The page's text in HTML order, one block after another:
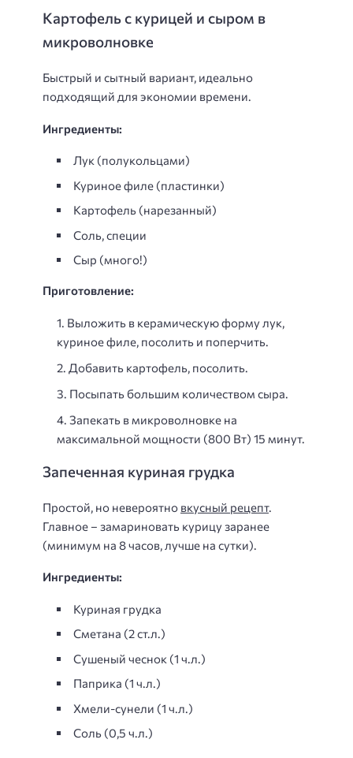
Картофель с курицей и сыром в
микроволновке
Быстрый и сытный вариант, идеально
подходящий для экономии времени.
Ингредиенты:
Лук (полукольцами)
Куриное филе (пластинки)
Картофель (нарезанный)
Соль, специи
Сыр (много!)
Приготовление:
Выложить в керамическую форму лук,
куриное филе, посолить и поперчить.
Добавить картофель, посолить.
Посыпать большим количеством сыра.
Запекать в микроволновке на
максимальной мощности (800 Вт) 15 минут.
Запеченная куриная грудка
Простой, но невероятно вкусный рецепт.
Главное – замариновать курицу заранее
(минимум на 8 часов, лучше на сутки).
Ингредиенты:
Куриная грудка
Сметана (2 ст.л.)
Сушеный чеснок (1 ч.л.)
Паприка (1 ч.л.)
Хмели-сунели (1 ч.л.)
Соль (0,5 ч.л.)